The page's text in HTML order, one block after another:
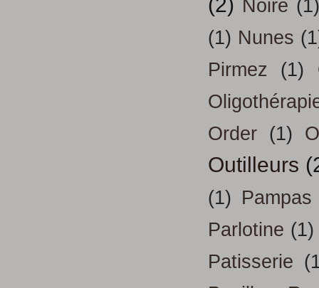
(2) Noire
(1) Nunes
Pirmez
(1)
Order (1)
Outilleurs
(1) Pampas
Parlotine (1)
Patisserie